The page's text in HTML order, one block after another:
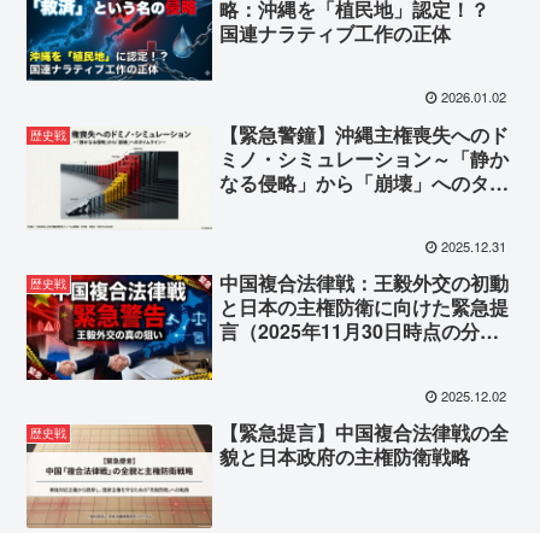
略：沖縄を「植民地」認定！？
国連ナラティブ工作の正体
2026.01.02
歴史戦
【緊急警鐘】沖縄主権喪失へのド
ミノ・シミュレーション～「静か
なる侵略」から「崩壊」へのタイ
2025.12.31
歴史戦
中国複合法律戦：王毅外交の初動
と日本の主権防衛に向けた緊急提
言（2025年11月30日時点の分
2025.12.02
歴史戦
【緊急提言】中国複合法律戦の全
貌と日本政府の主権防衛戦略